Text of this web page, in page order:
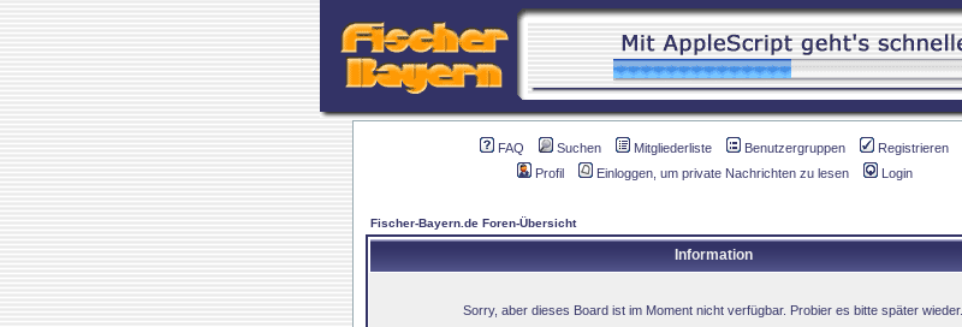
FAQ Suchen Mitgliederliste Benutzergruppen
Registrieren
Profil
Einloggen, um private Nachrichten zu lesen Login
Fischer-Bayern.de Foren-Übersicht
Information
Sorry, aber dieses Board ist im Moment nicht verfügbar. Probier es bitte später wieder.